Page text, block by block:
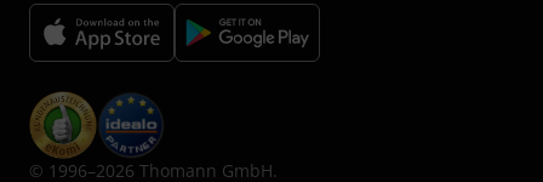
© 1996–2026 Thomann GmbH.